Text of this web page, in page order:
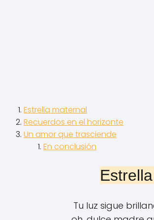
Estrella maternal
Recuerdos en el horizonte
Un amor que trasciende
En conclusión
Tu luz sigue